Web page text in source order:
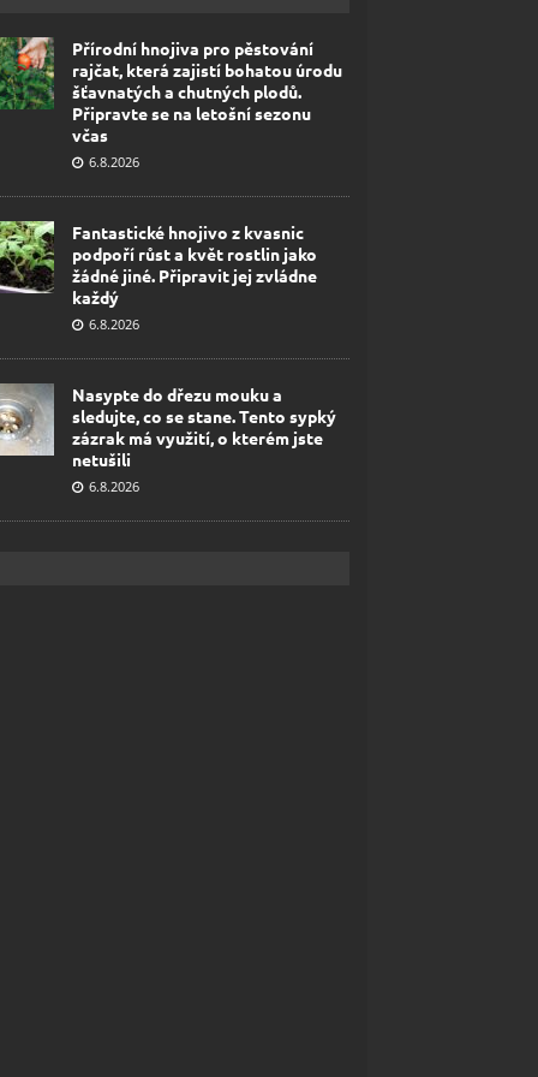
Přírodní hnojiva pro pěstování
rajčat, která zajistí bohatou úrodu
šťavnatých a chutných plodů.
Připravte se na letošní sezonu
včas
6.8.2026
Fantastické hnojivo z kvasnic
podpoří růst a květ rostlin jako
žádné jiné. Připravit jej zvládne
každý
6.8.2026
Nasypte do dřezu mouku a
sledujte, co se stane. Tento sypký
zázrak má využití, o kterém jste
netušili
6.8.2026